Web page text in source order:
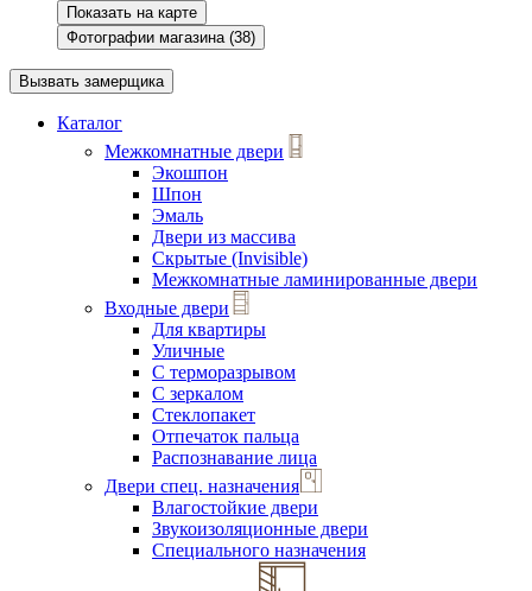
Показать на карте
Фотографии магазина (38)
Вызвать замерщика
Каталог
Межкомнатные двери
Экошпон
Шпон
Эмаль
Двери из массива
Скрытые (Invisible)
Межкомнатные ламинированные двери
Входные двери
Для квартиры
Уличные
С терморазрывом
С зеркалом
Стеклопакет
Отпечаток пальца
Распознавание лица
Двери спец. назначения
Влагостойкие двери
Звукоизоляционные двери
Специального назначения